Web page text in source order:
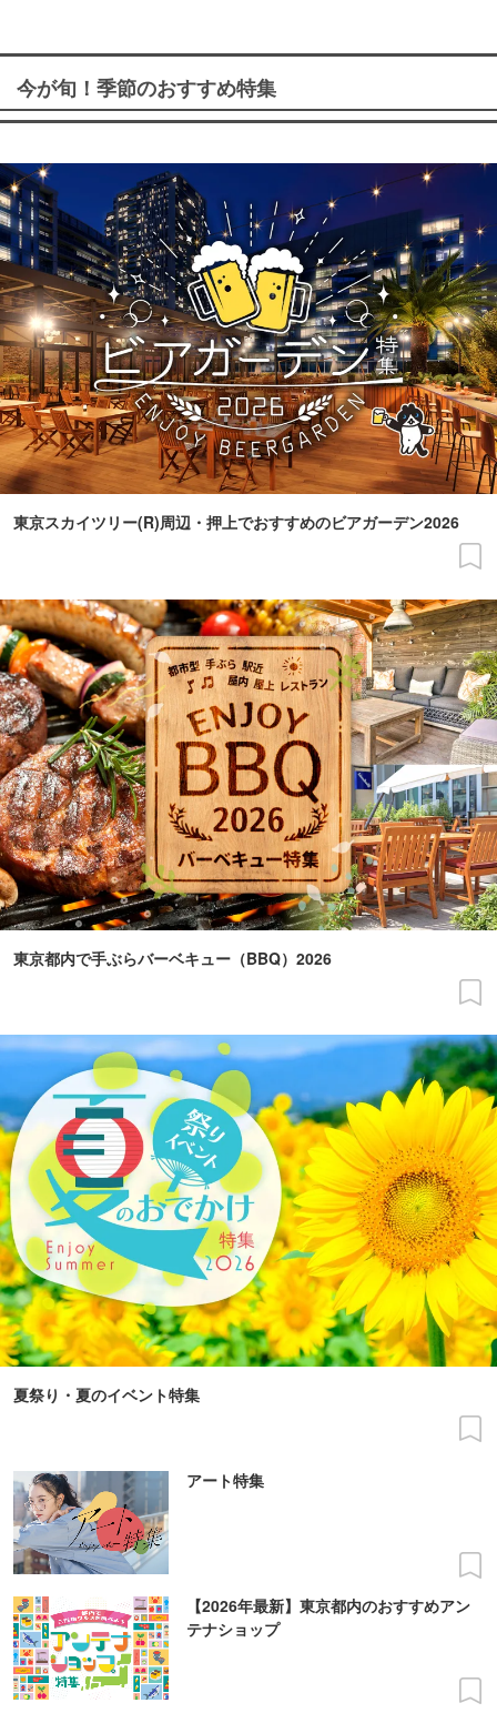
今が旬！季節のおすすめ特集
東京スカイツリー(R)周辺・押上でおすすめのビアガーデン2026
東京都内で手ぶらバーベキュー（BBQ）2026
夏祭り・夏のイベント特集
アート特集
【2026年最新】東京都内のおすすめアン
テナショップ